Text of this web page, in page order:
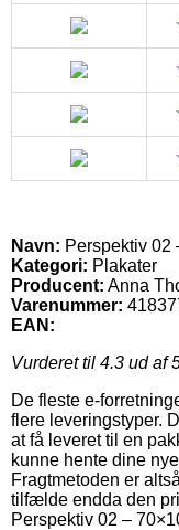
Navn: Perspektiv 02
Kategori: Plakater
Producent: Anna
Varenummer:
EAN:
Vurderet til 4.3 ud af
De fleste e-
flere leveringstyper.
at få leveret til en
kunne hente dine
Fragtmetoden er
tilfælde endda den
Perspektiv 02 –